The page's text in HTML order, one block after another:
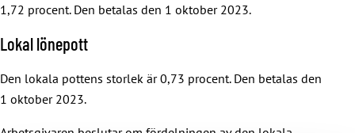
1,72 procent. Den betalas den 1 oktober 2023.
Lokal lönepott
Den lokala pottens storlek är 0,73 procent. Den betalas den
1 oktober 2023.